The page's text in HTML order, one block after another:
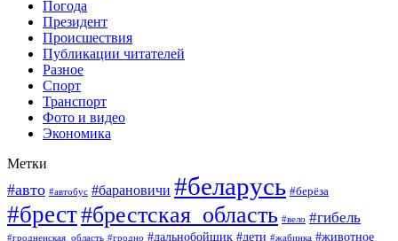
Погода
Президент
Происшествия
Публикации читателей
Разное
Спорт
Транспорт
Фото и видео
Экономика
Метки
#авто #автобус #барановичи #беларусь #берёза
#брест#брестская_область #вело #гибель
#гродненская_область #гродно #дальнобойщик #дети #жабинка #животное